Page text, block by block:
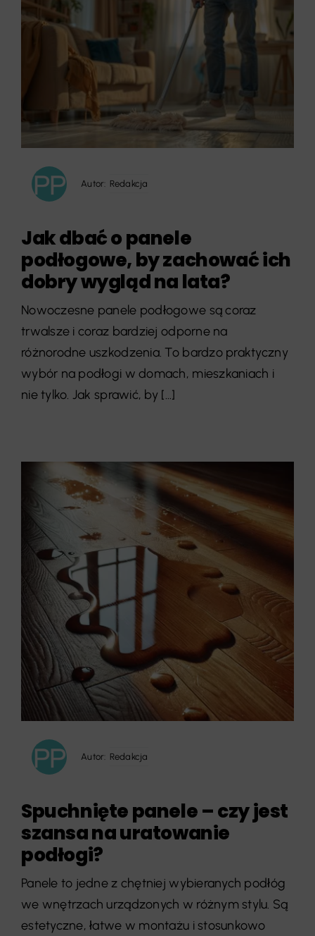
Autor: Redakcja
Jak dbać o panele
podłogowe, by zachować ich
dobry wygląd na lata?
Nowoczesne panele podłogowe są coraz
trwalsze i coraz bardziej odporne na
różnorodne uszkodzenia. To bardzo praktyczny
wybór na podłogi w domach, mieszkaniach i
nie tylko. Jak sprawić, by [...]
Autor: Redakcja
Spuchnięte panele – czy jest
szansa na uratowanie
podłogi?
Panele to jedne z chętniej wybieranych podłóg
we wnętrzach urządzonych w różnym stylu. Są
estetyczne, łatwe w montażu i stosunkowo